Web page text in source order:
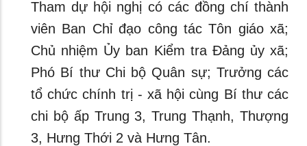
Tham dự hội nghị có các đồng chí thành
viên Ban Chỉ đạo công tác Tôn giáo xã;
Chủ nhiệm Ủy ban Kiểm tra Đảng ủy xã;
Phó Bí thư Chi bộ Quân sự; Trưởng các
tổ chức chính trị - xã hội cùng Bí thư các
chi bộ ấp Trung 3, Trung Thạnh, Thượng
3, Hưng Thới 2 và Hưng Tân.